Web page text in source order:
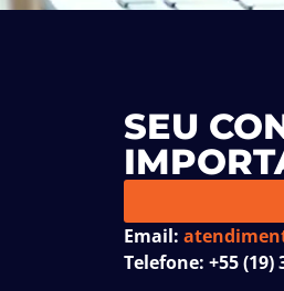
SEU
Email:
Telefone: +55 (19)